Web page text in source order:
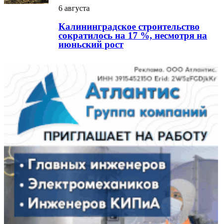
6 августа
Калининградское строительство
сократилось на 17 %, несмотря на
июньский рост